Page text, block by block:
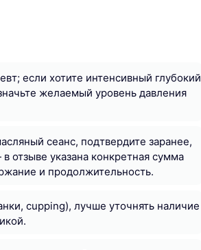
если хотите интенсивный глубокий
желаемый уровень давления
сеанс, подтвердите заранее,
отзыве указана конкретная сумма
и продолжительность.
cupping), лучше уточнять наличие